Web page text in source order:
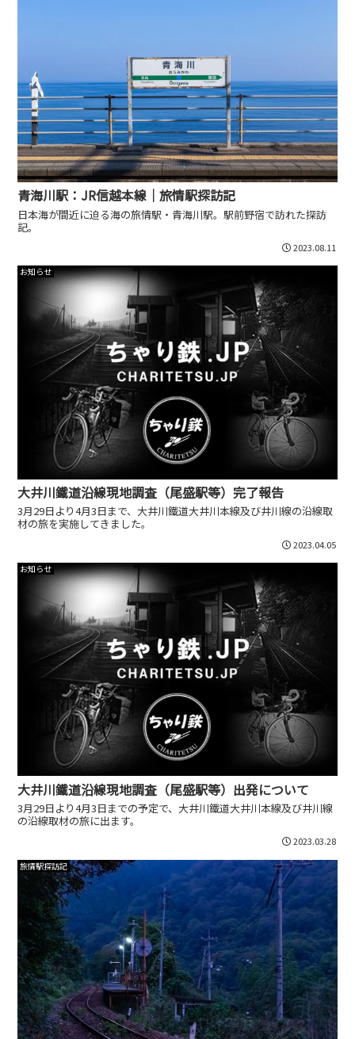
青海川駅：JR信越本線｜旅情駅探訪記
日本海が間近に迫る海の旅情駅・青海川駅。駅前野宿で訪れた探訪
記。
2023.08.11
お知らせ
大井川鐵道沿線現地調査（尾盛駅等）完了報告
3月29日より4月3日まで、大井川鐵道大井川本線及び井川線の沿線取
材の旅を実施してきました。
2023.04.05
お知らせ
大井川鐵道沿線現地調査（尾盛駅等）出発について
3月29日より4月3日までの予定で、大井川鐵道大井川本線及び井川線
の沿線取材の旅に出ます。
2023.03.28
旅情駅探訪記